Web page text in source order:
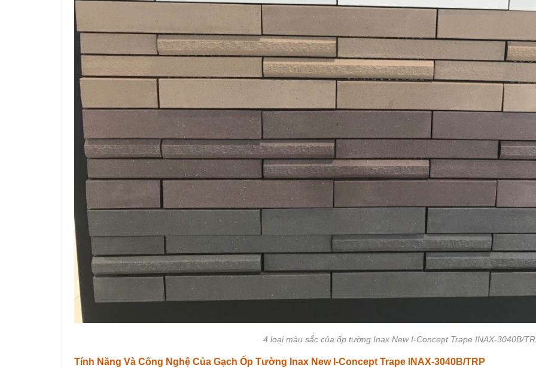
4 loại màu sắc của ốp tường Inax New I-Concept Trape INAX-3040B/
Tính Năng Và Công Nghệ Của Gạch Ốp Tường Inax New I-Concept Trape INAX-3040B/TRP